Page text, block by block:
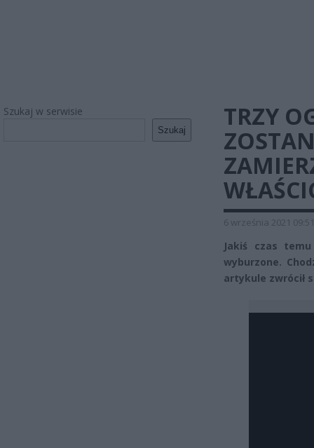
Szukaj w serwisie
Szukaj
TRZY
6 września 2021 09:51
Jakiś czas
wyburzone.
artykule zwrócił